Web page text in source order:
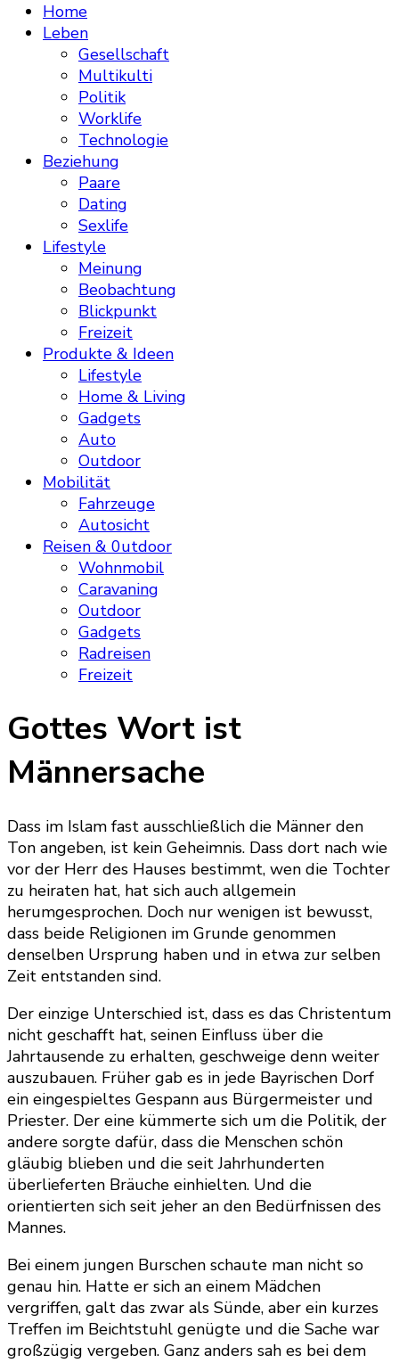
Home
Leben
Gesellschaft
Multikulti
Politik
Worklife
Technologie
Beziehung
Paare
Dating
Sexlife
Lifestyle
Meinung
Beobachtung
Blickpunkt
Freizeit
Produkte & Ideen
Lifestyle
Home & Living
Gadgets
Auto
Outdoor
Mobilität
Fahrzeuge
Autosicht
Reisen & 0utdoor
Wohnmobil
Caravaning
Outdoor
Gadgets
Radreisen
Freizeit
Gottes Wort ist
Männersache
Dass im Islam fast ausschließlich die Männer den
Ton angeben, ist kein Geheimnis. Dass dort nach wie
vor der Herr des Hauses bestimmt, wen die Tochter
zu heiraten hat, hat sich auch allgemein
herumgesprochen. Doch nur wenigen ist bewusst,
dass beide Religionen im Grunde genommen
denselben Ursprung haben und in etwa zur selben
Zeit entstanden sind.
Der einzige Unterschied ist, dass es das Christentum
nicht geschafft hat, seinen Einfluss über die
Jahrtausende zu erhalten, geschweige denn weiter
auszubauen. Früher gab es in jede Bayrischen Dorf
ein eingespieltes Gespann aus Bürgermeister und
Priester. Der eine kümmerte sich um die Politik, der
andere sorgte dafür, dass die Menschen schön
gläubig blieben und die seit Jahrhunderten
überlieferten Bräuche einhielten. Und die
orientierten sich seit jeher an den Bedürfnissen des
Mannes.
Bei einem jungen Burschen schaute man nicht so
genau hin. Hatte er sich an einem Mädchen
vergriffen, galt das zwar als Sünde, aber ein kurzes
Treffen im Beichtstuhl genügte und die Sache war
großzügig vergeben. Ganz anders sah es bei dem